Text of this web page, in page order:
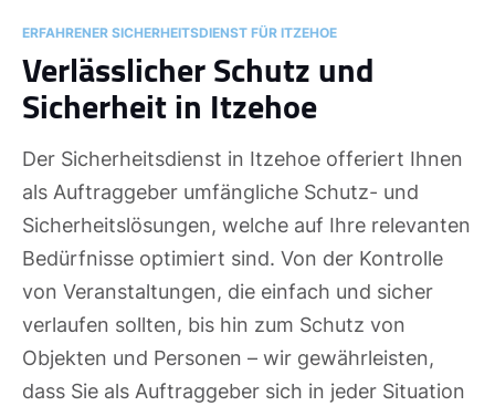
ERFAHRENER SICHERHEITSDIENST FÜR ITZEHOE
Verlässlicher Schutz und
Sicherheit in Itzehoe
Der Sicherheitsdienst in Itzehoe offeriert Ihnen
als Auftraggeber umfängliche Schutz- und
Sicherheitslösungen, welche auf Ihre relevanten
Bedürfnisse optimiert sind. Von der Kontrolle
von Veranstaltungen, die einfach und sicher
verlaufen sollten, bis hin zum Schutz von
Objekten und Personen – wir gewährleisten,
dass Sie als Auftraggeber sich in jeder Situation